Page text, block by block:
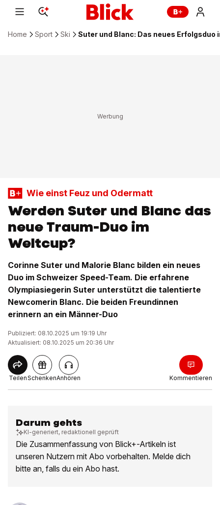
Home Sport Ski Suter und Blanc: Das neues Erfolgsduo
Wie einst Feuz und Odermatt
Werden Suter und Blanc das
neue Traum-Duo im
Weltcup?
Corinne Suter und Malorie Blanc bilden ein neues
Duo im Schweizer Speed-Team. Die erfahrene
Olympiasiegerin Suter unterstützt die talentierte
Newcomerin Blanc. Die beiden Freundinnen
erinnern an ein Männer-Duo
Publiziert: 08.10.2025 um 19:19 Uhr
Aktualisiert: 08.10.2025 um 20:36 Uhr
TeilenSchenkenAnhören Kommentieren
Darum gehts
KI-generiert, redaktionell geprüft
Die Zusammenfassung von Blick+-Artikeln ist
unseren Nutzern mit Abo vorbehalten. Melde dich
bitte an, falls du ein Abo hast.